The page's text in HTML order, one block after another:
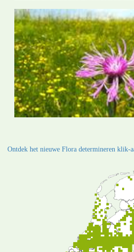
Ontdek het nieuwe Flora determineren klik-